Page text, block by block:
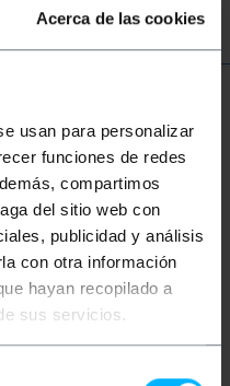
Acerca de las cookies
usan para personalizar
funciones de redes
compartimos
del sitio web con
publicidad y análisis
con otra información
hayan recopilado a
sus servicios.
Giga Ethernet) und
Standard. Basierend
an beiden